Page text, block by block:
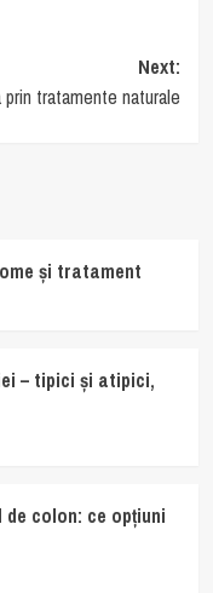
Next:
tratamente naturale
și tratament
– tipici și atipici,
colon: ce opțiuni